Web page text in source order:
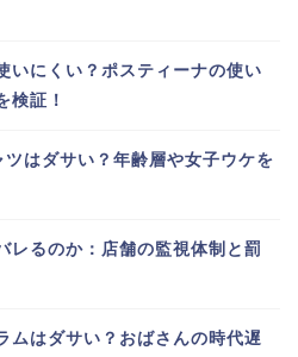
いにくい？ポスティーナの使い
検証！
はダサい？年齢層や女子ウケを
レるのか：店舗の監視体制と罰
ムはダサい？おばさんの時代遅